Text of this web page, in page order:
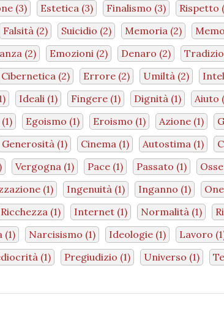
(3) Estetica (3) Finalismo (3) Rispetto
Falsità (2) Suicidio (2) Memoria (2)
(2) Emozioni (2) Denaro (2)
Cibernetica (2) Errore (2) Umiltà (2)
Ideali (1) Fingere (1) Dignità (1) Aiuto
(1) Egoismo (1) Eroismo (1) Azione (1)
Generosità (1) Cinema (1) Autostima (1)
Vergogna (1) Pace (1) Passato (1)
(1) Ingenuità (1) Inganno (1)
Ricchezza (1) Internet (1) Normalità (1)
(1) Narcisismo (1) Ideologie (1) Lavoro
(1) Pregiudizio (1) Universo (1)